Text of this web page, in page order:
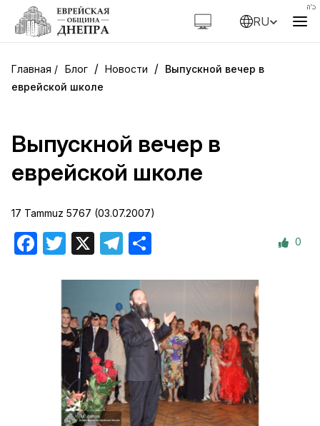
RU
Блог / Новости / Выпускной вечер в
еврейской школе
Выпускной вечер в
еврейской школе
17 Tammuz 5767 (03.07.2007)
Facebook
Twitter Telegram 0